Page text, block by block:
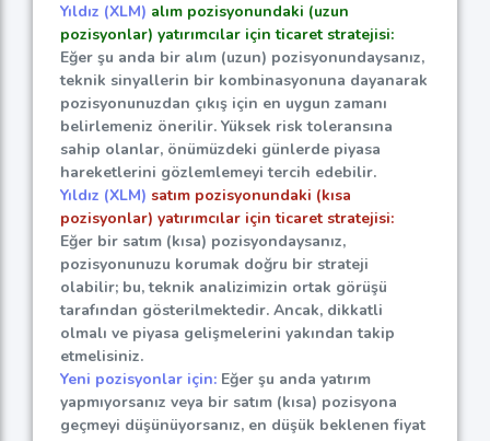
Yıldız (XLM) alım pozisyonundaki (uzun
pozisyonlar) yatırımcılar için ticaret stratejisi:
Eğer şu anda bir alım (uzun) pozisyonundaysanız,
teknik sinyallerin bir kombinasyonuna dayanarak
pozisyonunuzdan çıkış için en uygun zamanı
belirlemeniz önerilir. Yüksek risk toleransına
sahip olanlar, önümüzdeki günlerde piyasa
hareketlerini gözlemlemeyi tercih edebilir.
Yıldız (XLM) satım pozisyonundaki (kısa
pozisyonlar) yatırımcılar için ticaret stratejisi:
Eğer bir satım (kısa) pozisyondaysanız,
pozisyonunuzu korumak doğru bir strateji
olabilir; bu, teknik analizimizin ortak görüşü
tarafından gösterilmektedir. Ancak, dikkatli
olmalı ve piyasa gelişmelerini yakından takip
etmelisiniz.
Yeni pozisyonlar için: Eğer şu anda yatırım
yapmıyorsanız veya bir satım (kısa) pozisyona
geçmeyi düşünüyorsanız, en düşük beklenen fiyat